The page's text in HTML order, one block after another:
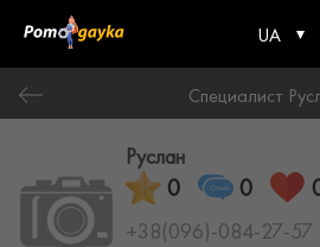
UA
Специалист
Руслан
0 0
+38(096)-084-27-57